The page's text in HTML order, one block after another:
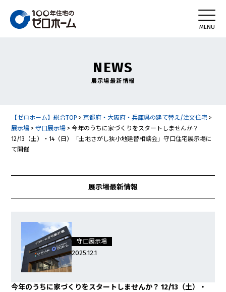
NEWS
展示場最新情報
【ゼロホーム】総合TOP >京都府・大阪府・兵庫県の建て替え/注文住宅 >
展示場 >守口展示場 >今年のうちに家づくりをスタートしませんか？
12/13（土）・14（日）「土地さがし狭小地建替相談会」守口住宅展示場に
て開催
展示場最新情報
守口展示場
2025.12.1
今年のうちに家づくりをスタートしませんか？ 12/13（土）・